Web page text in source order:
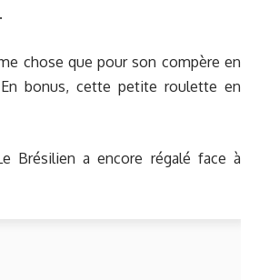
chose que pour son compère en
En bonus, cette petite roulette en
a encore régalé face à